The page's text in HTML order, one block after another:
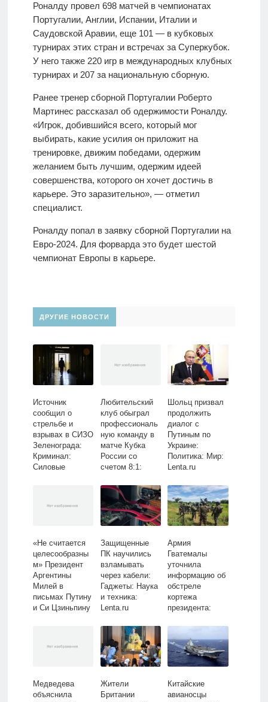
Роналду провел 698 матчей в чемпионатах
Португалии, Англии, Испании, Италии и
Саудовской Аравии, еще 101 — в кубковых
турнирах этих стран и встречах за Суперкубок.
У него также 220 игр в международных клубных
турнирах и 207 за национальную сборную.
Ранее тренер сборной Португалии Роберто
Мартинес рассказал об одержимости Роналду.
«Игрок, добившийся всего, который мог
выбирать, какие усилия он приложит на
тренировке, движим победами, одержим
желанием быть лучшим, одержим идеей
совершенства, которого он хочет достичь в
карьере. Это заразительно», — отметил
специалист.
Роналду попал в заявку сборной Португалии на
Евро-2024. Для форварда это будет шестой
чемпионат Европы в карьере.
ДРУГИЕ НОВОСТИ
Источник
сообщил о
стрельбе и
взрывах в СИЗО
Зеленограда:
Криминал:
Силовые
Любительский
клуб обыграл
профессиональ
ную команду в
матче Кубка
России со
счетом 8:1:
Lenta.ru
Шольц призвал
продолжить
диалог с
Путиным по
Украине:
Политика: Мир:
Lenta.ru
«Не считается
целесообразны
м» Президент
Аргентины
Милей в
письмах Путину
и Си Цзиньпину
Политика: Мир:
Защищенные
ПК научились
взламывать
через кабели:
Гаджеты: Наука
и техника:
Lenta.ru
Армия
Гватемалы
уточнила
информацию об
обстреле
кортежа
президента:
Lenta.ru
Медведева
объяснила
Жители
Британии
Китайские
авианосцы